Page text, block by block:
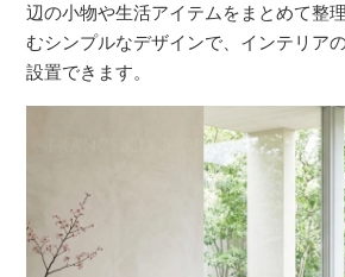
辺の小物や生活アイテムをまとめて整
むシンプルなデザインで、インテリア
設置できます。